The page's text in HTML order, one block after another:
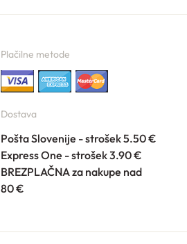
Plačilne metode
Dostava
Pošta Slovenije - strošek 5.50 €
Express One - strošek 3.90 €
BREZPLAČNA za nakupe nad
80 €